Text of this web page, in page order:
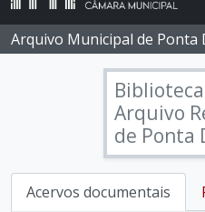
Arquivo Municipal de Ponta
Arquivo
de Ponta
Acervos documentais